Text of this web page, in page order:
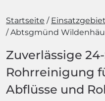
Startseite
Abtsgmünd
Zuverlässige
Rohrreinigung
Abflüsse und